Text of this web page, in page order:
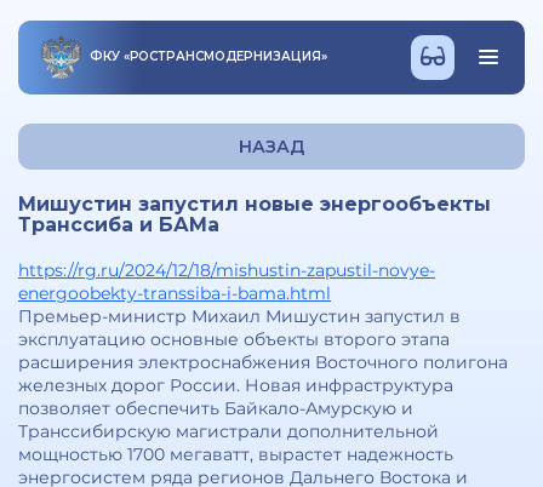
ФКУ «РОСТРАНСМОДЕРНИЗАЦИЯ»
НАЗАД
Мишустин запустил новые энергообъекты
Транссиба и БАМа
https://rg.ru/2024/12/18/mishustin-zapustil-novye-
energoobekty-transsiba-i-bama.html
Премьер-министр Михаил Мишустин запустил в
эксплуатацию основные объекты второго этапа
расширения электроснабжения Восточного полигона
железных дорог России. Новая инфраструктура
позволяет обеспечить Байкало-Амурскую и
Транссибирскую магистрали дополнительной
мощностью 1700 мегаватт, вырастет надежность
энергосистем ряда регионов Дальнего Востока и